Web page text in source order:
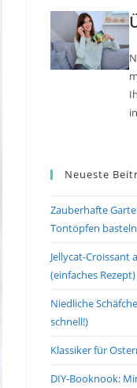
Neueste
Zauberhafte
Tontöpfen basteln
Jellycat-Croissant
(einfaches Rezept)
Niedliche
schnell!)
Klassiker für
DIY-Booknook: